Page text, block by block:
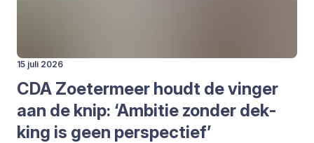
15 juli 2026
CDA Zoe­ter­meer houdt de vin­ger
aan de knip: ‘Ambi­tie zon­der dek­
king is geen per­spec­tief’